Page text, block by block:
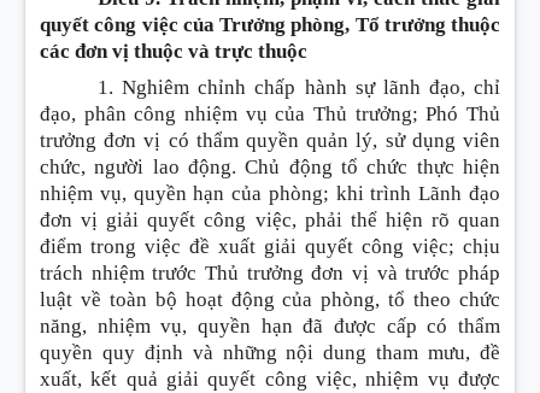
quyết công việc của Trưởng phòng, Tổ trưởng thuộc
các đơn vị thuộc và trực thuộc
1. Nghiêm chỉnh chấp hành sự lãnh đạo, chỉ
đạo, phân công nhiệm vụ của Thủ trưởng; Phó Thủ
trưởng đơn vị có thẩm quyền quản lý, sử dụng viên
chức, người lao động. Chủ động tổ chức thực hiện
nhiệm vụ, quyền hạn của phòng; khi trình Lãnh đạo
đơn vị giải quyết công việc, phải thể hiện rõ quan
điểm trong việc đề xuất giải quyết công việc; chịu
trách nhiệm trước Thủ trưởng đơn vị và trước pháp
luật về toàn bộ hoạt động của phòng, tổ theo chức
năng, nhiệm vụ, quyền hạn đã được cấp có thẩm
quyền quy định và những nội dung tham mưu, đề
xuất, kết quả giải quyết công việc, nhiệm vụ được